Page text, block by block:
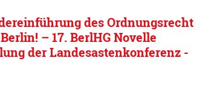
des Ordnungsrecht
– 17. BerlHG Novelle
der Landesastenkonferenz -